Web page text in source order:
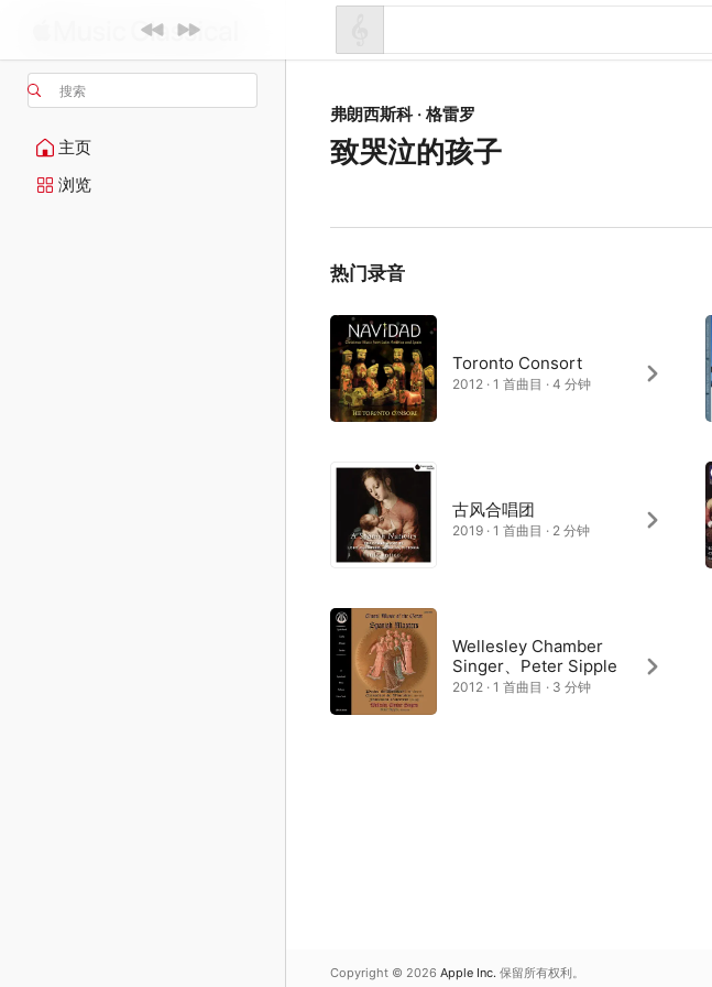
搜索
主页
浏览
弗朗西斯科 · 格雷罗
致哭泣的孩子
热门录音
Toronto Consort
2012 · 1 首曲目 · 4 分钟
古风合唱团
2019 · 1 首曲目 · 2 分钟
Wellesley Chamber
Singer、Peter Sipple
2012 · 1 首曲目 · 3 分钟
Copyright © 2026 Apple Inc. 保留所有权利。